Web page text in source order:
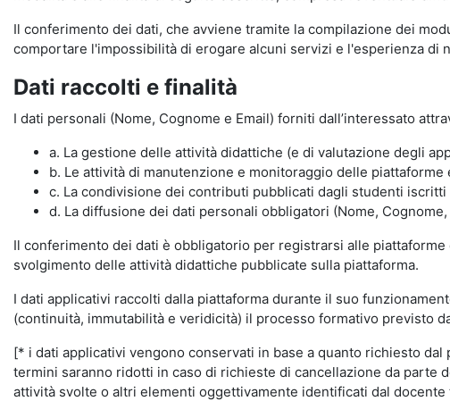
Il conferimento dei dati, che avviene tramite la compilazione dei
comportare l'impossibilità di erogare alcuni servizi e l'esperienza di
Dati raccolti e finalità
I dati personali (Nome, Cognome e Email) forniti dall’interessato
a. La gestione delle attività didattiche (e di valutazione degli
b. Le attività di manutenzione e monitoraggio delle
c. La condivisione dei contributi pubblicati dagli studenti
d. La diffusione dei dati personali obbligatori (Nome,
Il conferimento dei dati è obbligatorio per registrarsi alle
svolgimento delle attività didattiche pubblicate sulla piattaforma.
I dati applicativi raccolti dalla piattaforma durante il suo
(continuità, immutabilità e veridicità) il processo formativo previsto
[* i dati applicativi vengono conservati in base a quanto richiesto
termini saranno ridotti in caso di richieste di cancellazione da parte
attività svolte o altri elementi oggettivamente identificati dal